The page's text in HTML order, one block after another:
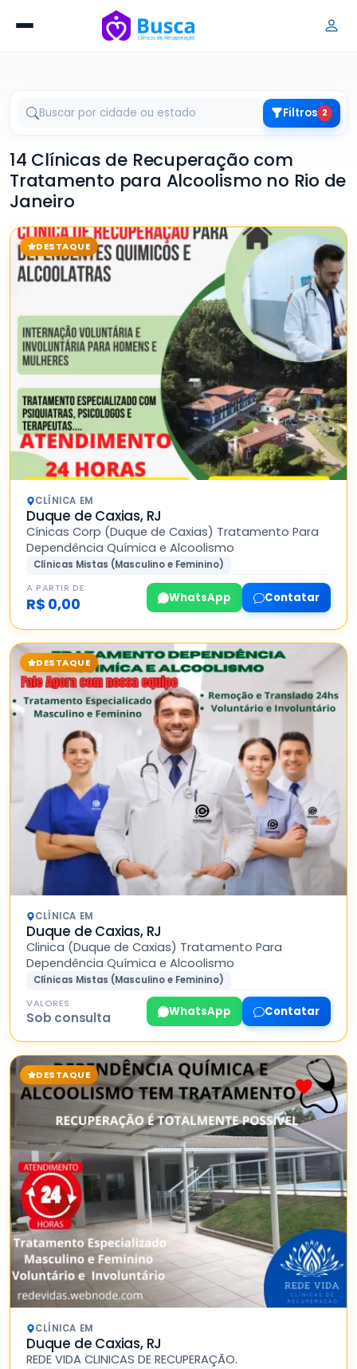
Filtros 2
14 Clínicas de Recuperação com
Tratamento para Alcoolismo no Rio de
Janeiro
DESTAQUE
CLÍNICA EM
Duque de Caxias, RJ
Cínicas Corp (Duque de Caxias) Tratamento Para
Dependência Química e Alcoolismo
Clínicas Mistas (Masculino e Feminino)
A PARTIR DE
R$ 0,00 WhatsApp Contatar
DESTAQUE
CLÍNICA EM
Duque de Caxias, RJ
Clinica (Duque de Caxias) Tratamento Para
Dependência Química e Alcoolismo
Clínicas Mistas (Masculino e Feminino)
VALORES
Sob consulta WhatsApp Contatar
DESTAQUE
CLÍNICA EM
Duque de Caxias, RJ
REDE VIDA CLINICAS DE RECUPERAÇÃO.